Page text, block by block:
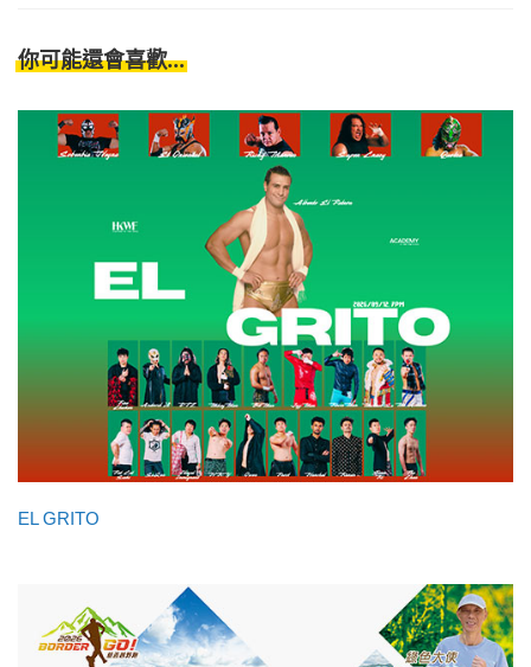
你可能還會喜歡...
EL GRITO